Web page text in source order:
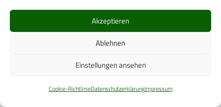
Akzeptieren
Ablehnen
Einstellungen ansehen
Cookie-RichtlinieDatenschutzerklärungImpressum
noncommunicable diseases: A slow moving
catastrophe. Opening remarks. Moscow
World Health Organization: Moscow declaration:
Bundesministerium für Gesundheit,
Bundesministerium für Ernährung, Landwirtschaft